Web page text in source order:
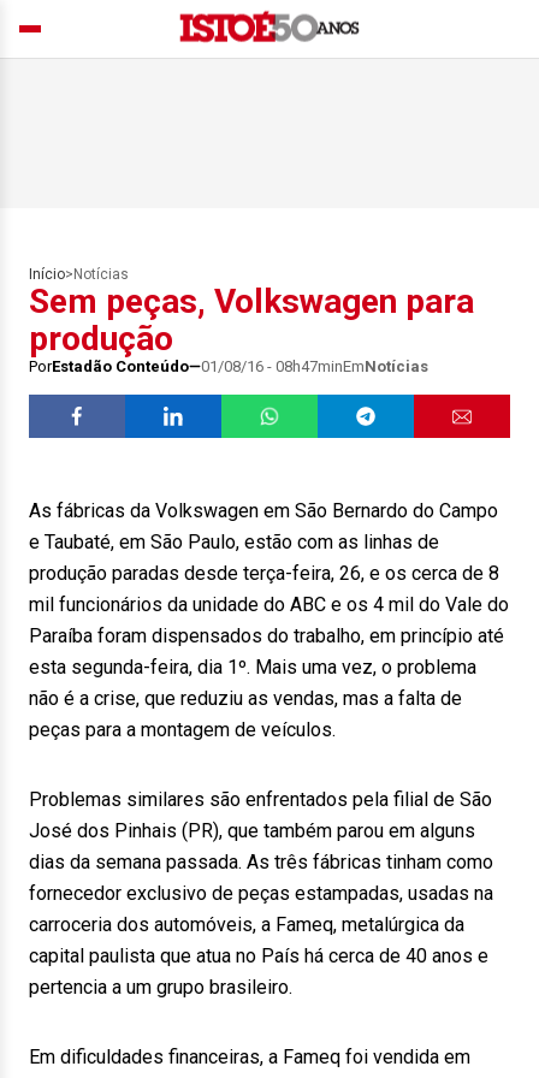
Início> Notícias
Sem peças, Volkswagen para
produção
PorEstadão Conteúdo 01/08/16 - 08h47minEmNotícias
As fábricas da Volkswagen em São Bernardo do Campo
e Taubaté, em São Paulo, estão com as linhas de
produção paradas desde terça-feira, 26, e os cerca de 8
mil funcionários da unidade do ABC e os 4 mil do Vale do
Paraíba foram dispensados do trabalho, em princípio até
esta segunda-feira, dia 1º. Mais uma vez, o problema
não é a crise, que reduziu as vendas, mas a falta de
peças para a montagem de veículos.
Problemas similares são enfrentados pela filial de São
José dos Pinhais (PR), que também parou em alguns
dias da semana passada. As três fábricas tinham como
fornecedor exclusivo de peças estampadas, usadas na
carroceria dos automóveis, a Fameq, metalúrgica da
capital paulista que atua no País há cerca de 40 anos e
pertencia a um grupo brasileiro.
Em dificuldades financeiras, a Fameq foi vendida em